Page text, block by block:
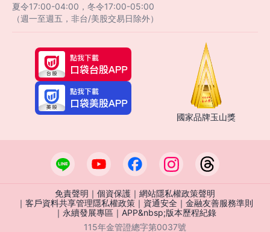
夏令17:00-04:00，冬令17:00-05:00
（週一至週五，非台/美股交易日除外）
國家品牌玉山獎
免責聲明 ｜ 個資保護 ｜ 網站隱私權政策聲明
｜ 客戶資料共享管理隱私權政策 ｜ 資通安全 ｜ 金融友善服務準則
｜ 永續發展專區｜ APP&nbsp;版本歷程紀錄
115年金管證總字第0037號